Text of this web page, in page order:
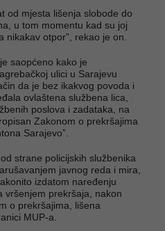
od mjesta lišenja slobode do
u tom momentu kad su joj
nikakav otpor”, rekao je on.
saopćeno kako je
ulici u Sarajevu
da je bez ikakvog povoda i
ovlaštena službena lica,
poslova i zadataka, na
Zakonom o prekršajima
Sarajevo”.
strane policijskih službenika
javnog reda i mira,
izdatom naređenju
vršenjem prekršaja, nakon
o prekršajima, lišena
MUP-a.